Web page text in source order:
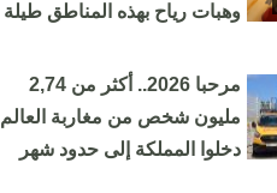
وهبات رياح بهذه المناطق طيلة
مرحبا 2026.. أكثر من 2,74
مليون شخص من مغاربة العالم
دخلوا المملكة إلى حدود شهر